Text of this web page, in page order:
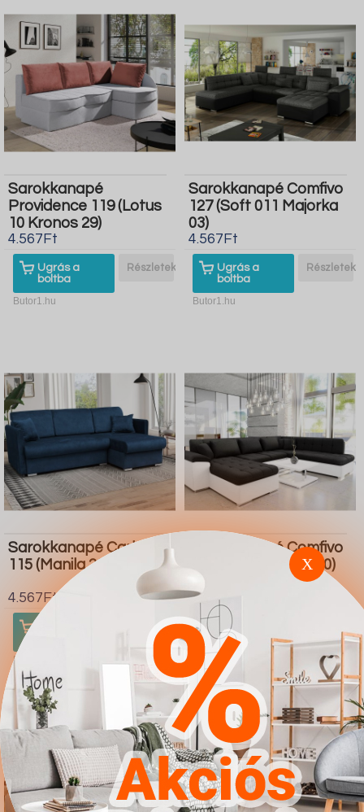
Sarokkanapé
Providence 119 (Lotus
10 Kronos 29)
4.567Ft
Ugrás a
boltba
Részletek
Butor1.hu
Sarokkanapé Comfivo
127 (Soft 011 Majorka
03)
4.567Ft
Ugrás a
boltba
Részletek
Butor1.hu
Sarokkanapé Carlsbad
115 (Manila 26)
4.567Ft
Részletek
Butor1.hu
Sarokkanapé Comfivo
128 (Soft 017 Soul 20)
4.567Ft
Ugrás a
boltba
Butor1.hu
X